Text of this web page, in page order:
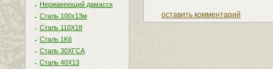
Нержавеющий дамасск
Сталь 100х13м
Сталь 110Х18
Сталь 1K6
Сталь 30ХГСА
Сталь 40Х13
оставить комментарий